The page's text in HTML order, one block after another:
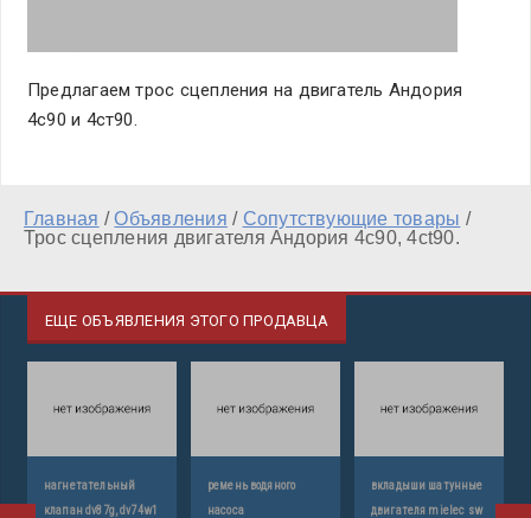
Предлагаем трос сцепления на двигатель Андория
4с90 и 4ст90.
Главная /Объявления / Сопутствующие товары /
Трос сцепления двигателя Андория 4с90, 4ct90.
ЕЩЕ ОБЪЯВЛЕНИЯ ЭТОГО ПРОДАВЦА
нагнетательный
клапан dv87g, dv74w1
ремень водяного
насоса
вкладыши шатунные
двигателя mielec sw